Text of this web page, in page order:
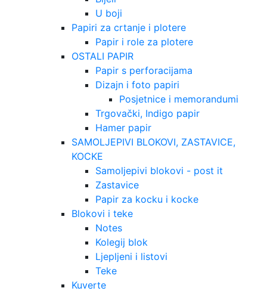
U boji
Papiri za crtanje i plotere
Papir i role za plotere
OSTALI PAPIR
Papir s perforacijama
Dizajn i foto papiri
Posjetnice i memorandumi
Trgovački, Indigo papir
Hamer papir
SAMOLJEPIVI BLOKOVI, ZASTAVICE,
KOCKE
Samoljepivi blokovi - post it
Zastavice
Papir za kocku i kocke
Blokovi i teke
Notes
Kolegij blok
Ljepljeni i listovi
Teke
Kuverte